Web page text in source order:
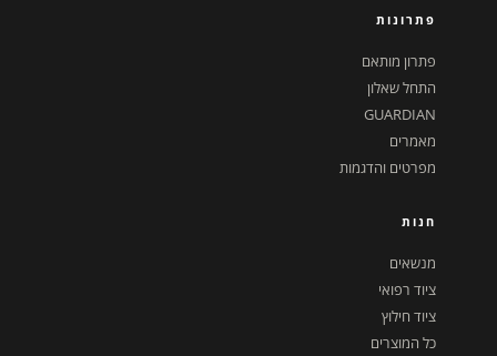
פתרונות
פתרון מותאם
התחל שאלון
GUARDIAN
מאמרים
מפרטים והדגמות
חנות
מנשאים
ציוד רפואי
ציוד חילוץ
כל המוצרים